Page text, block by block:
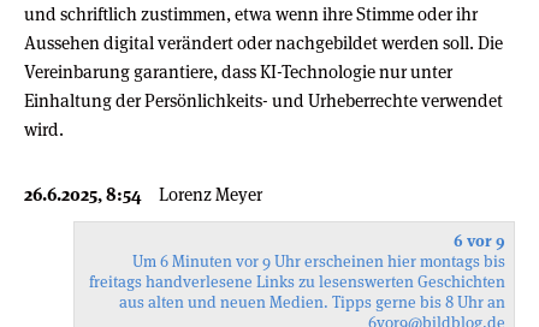
und schriftlich zustimmen, etwa wenn ihre Stimme oder ihr
Aussehen digital verändert oder nachgebildet werden soll. Die
Vereinbarung garantiere, dass KI-Technologie nur unter
Einhaltung der Persönlichkeits- und Urheberrechte verwendet
wird.
26.6.2025, 8:54 Lorenz Meyer
6 vor 9
Um 6 Minuten vor 9 Uhr erscheinen hier montags bis
freitags handverlesene Links zu lesenswerten Geschichten
aus alten und neuen Medien. Tipps gerne bis 8 Uhr an
6vor9@bildblog.de